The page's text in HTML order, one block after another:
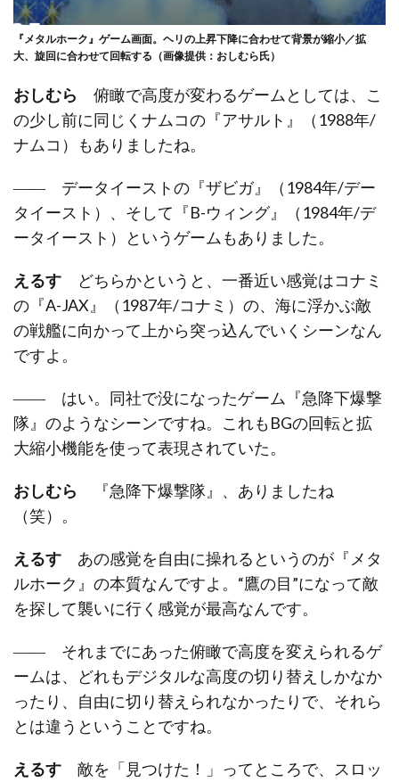
『メタルホーク』ゲーム画面。ヘリの上昇下降に合わせて背景が縮小／拡
大、旋回に合わせて回転する（画像提供：おしむら氏）
おしむら 俯瞰で高度が変わるゲームとしては、こ
の少し前に同じくナムコの『アサルト』（1988年/
ナムコ）もありましたね。
―― データイーストの『ザビガ』（1984年/デー
タイースト）、そして『B-ウィング』（1984年/デ
ータイースト）というゲームもありました。
えるす どちらかというと、一番近い感覚はコナミ
の『A-JAX』（1987年/コナミ）の、海に浮かぶ敵
の戦艦に向かって上から突っ込んでいくシーンなん
ですよ。
―― はい。同社で没になったゲーム『急降下爆撃
隊』のようなシーンですね。これもBGの回転と拡
大縮小機能を使って表現されていた。
おしむら 『急降下爆撃隊』、ありましたね
（笑）。
えるす あの感覚を自由に操れるというのが『メタ
ルホーク』の本質なんですよ。“鷹の目”になって敵
を探して襲いに行く感覚が最高なんです。
―― それまでにあった俯瞰で高度を変えられるゲ
ームは、どれもデジタルな高度の切り替えしかなか
ったり、自由に切り替えられなかったりで、それら
とは違うということですね。
えるす 敵を「見つけた！」ってところで、スロッ